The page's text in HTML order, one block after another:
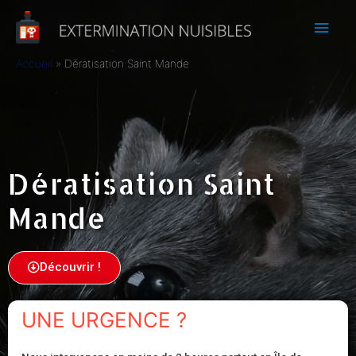
Accueil Dératisation Saint Mande
Dératisation Saint
Mande
Découvrir !
UNE URGENCE ?